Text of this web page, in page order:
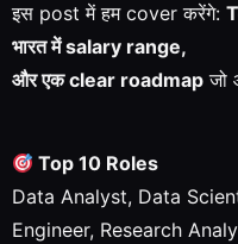
इस post में हम cover करेंगे:
भारत में salary range,
और एक clear roadmap जो
Top 10 Roles
Data Analyst, Data
Engineer, Research